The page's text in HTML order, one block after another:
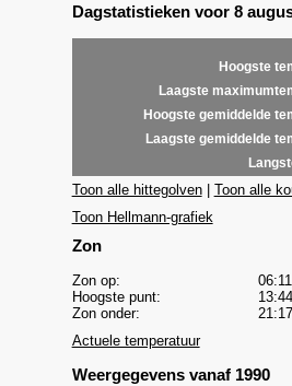
Dagstatistieken voor 8
Hoogste
Laagste
Hoogste gemiddelde
Laagste gemiddelde
Toon alle hittegolven| Toon alle
Toon Hellmann-grafiek
Zon
Zon op:
06:11
Hoogste punt:
13:44
Zon onder:
21:17
Actuele temperatuur
Weergegevens vanaf 1990